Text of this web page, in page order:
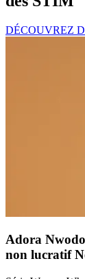
DÉCOUVREZ
Adora
non lucratif